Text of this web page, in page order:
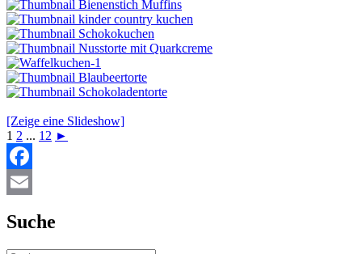
[Zeige eine Slideshow]
1 2 ... 12 ►
Facebook
Suche